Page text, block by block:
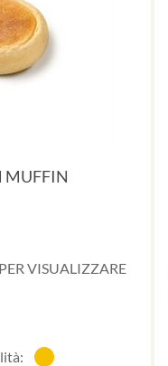
MUFFIN
PER VISUALIZZARE